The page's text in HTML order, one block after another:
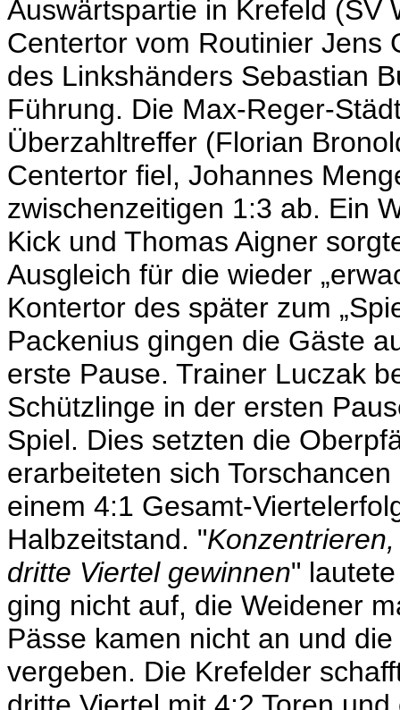
Auswärtspartie in Krefeld (SV
Centertor vom Routinier Jens
des Linkshänders Sebastian
Führung. Die Max-Reger-
Überzahltreffer (Florian
Centertor fiel, Johannes
zwischenzeitigen 1:3 ab. Ein
Kick und Thomas Aigner
Ausgleich für die wieder
Kontertor des später zum
Packenius gingen die Gäste
erste Pause. Trainer Luczak
Schützlinge in der ersten
Spiel. Dies setzten die
erarbeiteten sich
einem 4:1 Gesamt-
Halbzeitstand. "
dritte Viertel gewinnen"
ging nicht auf, die Weidener
Pässe kamen nicht an und
vergeben. Die Krefelder